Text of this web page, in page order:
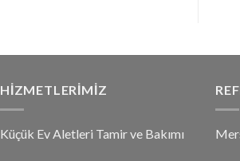
HIZMETLERIMIZ
Küçük Ev Aletleri Tamir ve Bakımı